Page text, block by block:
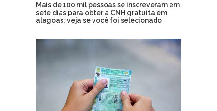
Mais de 100 mil pessoas se inscreveram em
sete dias para obter a CNH gratuita em
alagoas; veja se você foi selecionado